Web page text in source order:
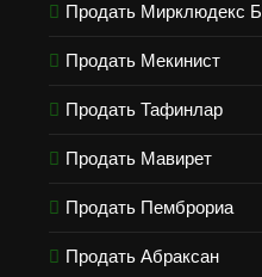
Продать Мирклюдекс Б
Продать Мекинист
Продать Тафинлар
Продать Мавирет
Продать Пемброриа
Продать Абраксан